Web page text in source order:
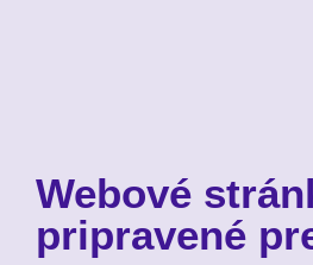
Webové
pripravené